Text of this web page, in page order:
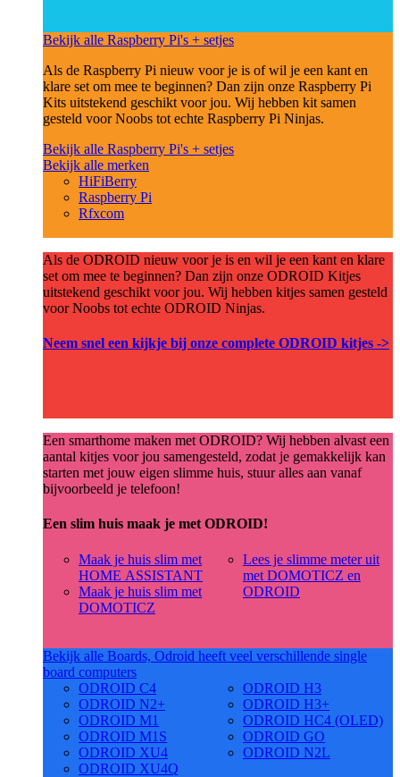
Bekijk alle Raspberry Pi's + setjes
Als de Raspberry Pi nieuw voor je is of wil je een kant en
klare set om mee te beginnen? Dan zijn onze Raspberry Pi
Kits uitstekend geschikt voor jou. Wij hebben kit samen
gesteld voor Noobs tot echte Raspberry Pi Ninjas.
Bekijk alle Raspberry Pi's + setjes
Bekijk alle merken
HiFiBerry
Raspberry Pi
Rfxcom
Als de ODROID nieuw voor je is en wil je een kant en klare
set om mee te beginnen? Dan zijn onze ODROID Kitjes
uitstekend geschikt voor jou. Wij hebben kitjes samen gesteld
voor Noobs tot echte ODROID Ninjas.
Neem snel een kijkje bij onze complete ODROID kitjes ->
Een smarthome maken met ODROID? Wij hebben alvast een
aantal kitjes voor jou samengesteld, zodat je gemakkelijk kan
starten met jouw eigen slimme huis, stuur alles aan vanaf
bijvoorbeeld je telefoon!
Een slim huis maak je met ODROID!
Maak je huis slim met
HOME ASSISTANT
Maak je huis slim met
DOMOTICZ
Lees je slimme meter uit
met DOMOTICZ en
ODROID
Bekijk alle Boards, Odroid heeft veel verschillende single
board computers
ODROID C4
ODROID N2+
ODROID M1
ODROID M1S
ODROID XU4
ODROID XU4Q
ODROID H3
ODROID H3+
ODROID HC4 (OLED)
ODROID GO
ODROID N2L